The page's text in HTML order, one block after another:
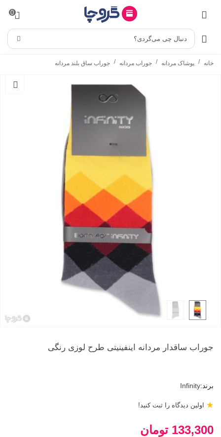
0
دنبال چی می‌گردی؟
خانه / پوشاک مردانه / جوراب مردانه / جوراب ساق بلند مردانه
جوراب ساقدار مردانه اینفینیتی طرح لوزی رنگی
برند:Infinity
اولین دیدگاه را ثبت کنید! ★
133,300 تومان